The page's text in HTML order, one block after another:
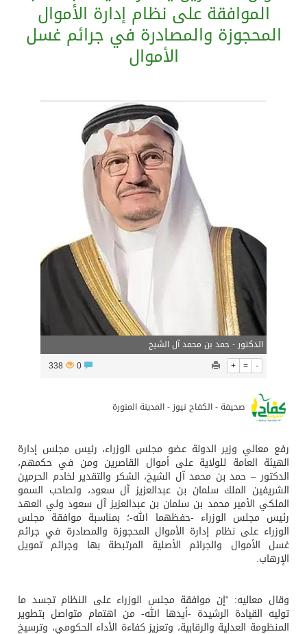
تشغيل قطاري 809 / 810 علي خط( شربين / قلين ) بكامل بجمهورية مصر العربيةجداولها خلال يومي 6 – 7 أغسطس الجاري
الموافقة على نظام إدارة الأموال
المحجوزة والمصادرة في جرائم غسل
الأموال
الدكتور - حمد بن محمد آل الشيخ
+ = -
338
صحيفة - الكفاح نيوز - المدينة المنورة
رفع معالي وزير الدولة عضو مجلس الوزراء، رئيس مجلس إدارة
الهيئة العامة للولاية على أموال القاصرين ومن في حكمهم،
الدكتور – حمد بن محمد آل الشيخ، الشكر والتقدير لخادم الحرمين
الشريفين الملك سلمان بن عبدالعزيز آل سعود، ولصاحب السمو
الملكي الأمير محمد بن سلمان بن عبدالعزيز آل سعود ولي العهد
رئيس مجلس الوزراء -حفظهما الله-؛ بمناسبة موافقة مجلس
الوزراء على نظام إدارة الأموال المحجوزة والمصادرة في جرائم
غسل الأموال والجرائم الأصلية المرتبطة بها وجرائم تمويل
الإرهاب.
وقال معاليه: “إن موافقة مجلس الوزراء على النظام تجسد ما
توليه القيادة الرشيدة -أيدها الله- من اهتمام متواصل بتطوير
المنظومة العدلية والرقابية، وتعزيز كفاءة الأداء الحكومي، وترسيخ